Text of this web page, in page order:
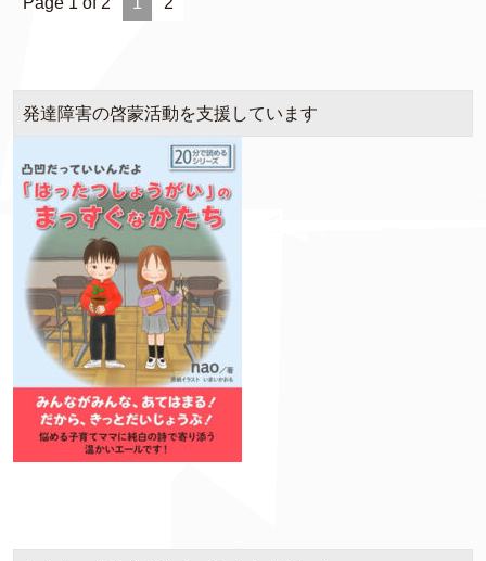
発達障害の啓蒙活動を支援しています